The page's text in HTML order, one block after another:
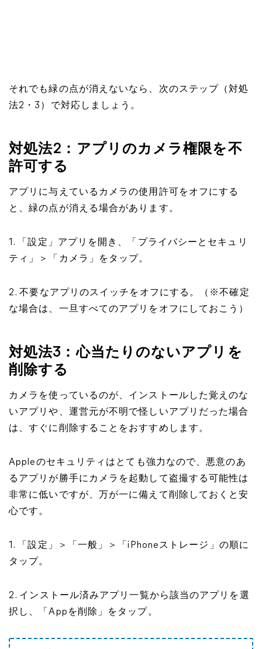
それでも緑の点が消えないなら、次のステップ（対処
法2・3）で対応しましょう。
対処法2：アプリのカメラ権限を不
許可する
アプリに与えているカメラの使用許可をオフにする
と、緑の点が消える場合があります。
1. 「設定」アプリを開き、「プライバシーとセキュリ
ティ」＞「カメラ」をタップ。
2. 不要なアプリのスイッチをオフにする。（※不確定
な場合は、一旦すべてのアプリをオフにしておこう）
対処法3：心当たりのないアプリを
削除する
カメラを使っているのが、インストールした覚えのな
いアプリや、運営元が不明で怪しいアプリだった場合
は、すぐに削除することをおすすめします。
Appleのセキュリティはとても強力なので、悪意のあ
るアプリが勝手にカメラを起動して盗撮する可能性は
非常に低いですが、万が一に備えて削除しておくと安
心です。
1. 「設定」＞「一般」＞「iPhoneストレージ」の順に
タップ。
2. インストール済みアプリ一覧から該当のアプリを選
択し、「Appを削除」をタップ。